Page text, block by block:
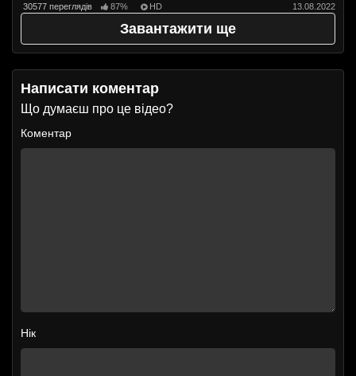
30577 переглядів 87% HD 13.08.2022
Завантажити ще
Написати коментар
Що думаєш про це відео?
Коментар
Нік